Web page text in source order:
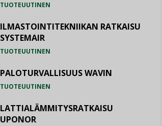
TUOTEUUTINEN
ILMASTOINTITEKNIIKAN RATKAISU
SYSTEMAIR
TUOTEUUTINEN
PALOTURVALLISUUS WAVIN
TUOTEUUTINEN
LATTIALÄMMITYSRATKAISU
UPONOR